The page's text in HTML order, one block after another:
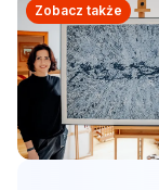
Zobacz także